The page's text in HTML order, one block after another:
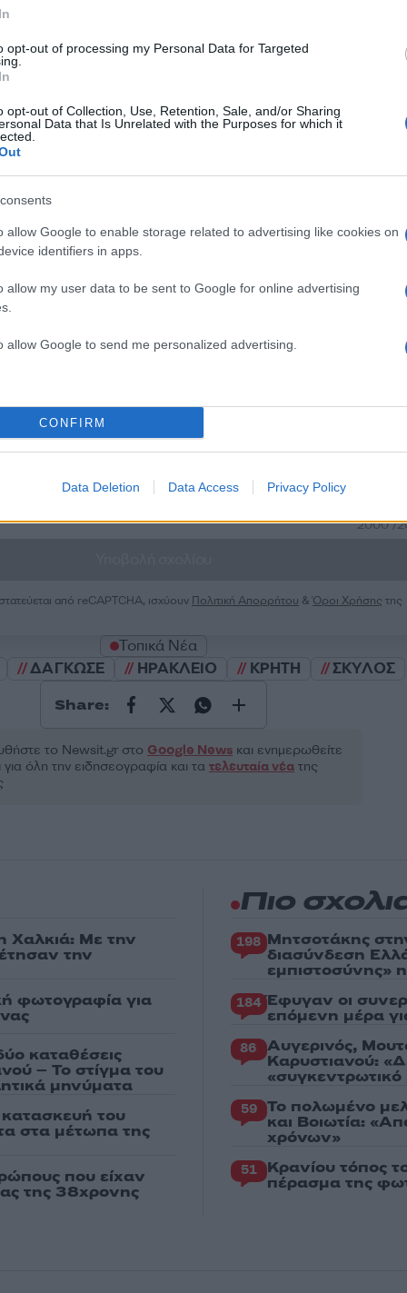
opt-out of processing my Personal Data for Targeted
opt-out of Collection, Use, Retention, Sale, and/or Sharing
Data that Is Unrelated with the Purposes for which it
allow Google to enable storage related to advertising like cookies on
identifiers in apps.
allow my user data to be sent to Google for online advertising
allow Google to send me personalized advertising.
CONFIRM
Data Deletion Data Access Privacy Policy
2000 /
από reCAPTCHA, ισχύουν Πολιτική Απορρήτου &Όροι Χρήσης της
Τοπικά Νέα
ΔΑΓΚΩΣΕ ΗΡΑΚΛΕΙΟ ΚΡΗΤΗ ΣΚΥΛΟΣ
Share:
το Νewsit.gr στο Google Newsκαι ενημερωθείτε
όλη την ειδησεογραφία και τα τελευταία νέατης
Χαλκιά: Με την
την
φωτογραφία για
καταθέσεις
– Το στίγμα του
μηνύματα
του
στα μέτωπα της
που είχαν
της 38χρονης
Πιο
198 Μητσοτάκης
διασύνδεση
εμπιστοσύνης»
184 Έφυγαν οι
επόμενη μέρα
86 Αυγερινός,
Καρυστιανού:
59 Το πολωμένο
και Βοιωτία:
χρόνων»
51 Κρανίου τόπος
πέρασμα της